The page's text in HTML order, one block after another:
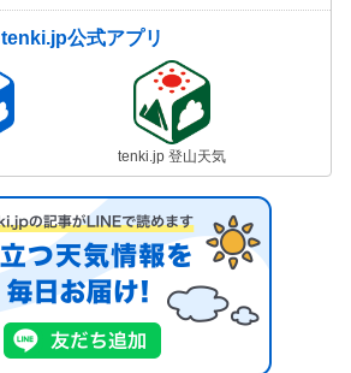
tenki.jp公式アプリ
tenki.jp 登山天気